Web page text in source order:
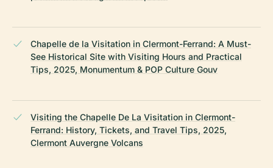
Chapelle de la Visitation in Clermont-Ferrand: A Must-
See Historical Site with Visiting Hours and Practical
Tips, 2025, Monumentum & POP Culture Gouv
Visiting the Chapelle De La Visitation in Clermont-
Ferrand: History, Tickets, and Travel Tips, 2025,
Clermont Auvergne Volcans